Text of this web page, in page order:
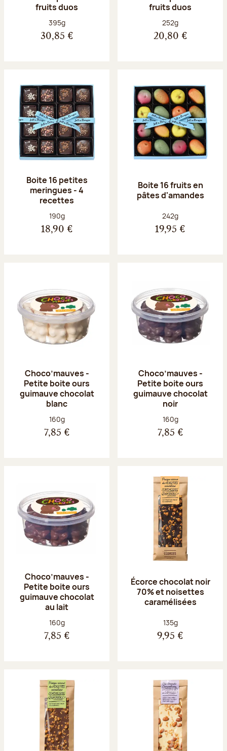
fruits duos
Poids net :
395g
30,85 €
fruits duos
Poids net :
252g
20,80 €
Boite 16 petites
meringues - 4
recettes
Poids net :
190g
18,90 €
Boite 16 fruits en
pâtes d'amandes
Poids net :
242g
19,95 €
Choco’mauves -
Petite boite ours
guimauve chocolat
blanc
Poids net :
160g
7,85 €
Choco’mauves -
Petite boite ours
guimauve chocolat
noir
Poids net :
160g
7,85 €
Choco’mauves -
Petite boite ours
guimauve chocolat
au lait
Poids net :
160g
7,85 €
Écorce chocolat noir
70% et noisettes
caramélisées
Poids net :
135g
9,95 €